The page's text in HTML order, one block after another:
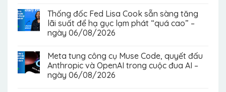
Thống đốc Fed Lisa Cook sẵn sàng tăng
lãi suất để hạ gục lạm phát “quá cao” –
ngày 06/08/2026
Meta tung công cụ Muse Code, quyết đấu
Anthropic và OpenAI trong cuộc đua AI –
ngày 06/08/2026